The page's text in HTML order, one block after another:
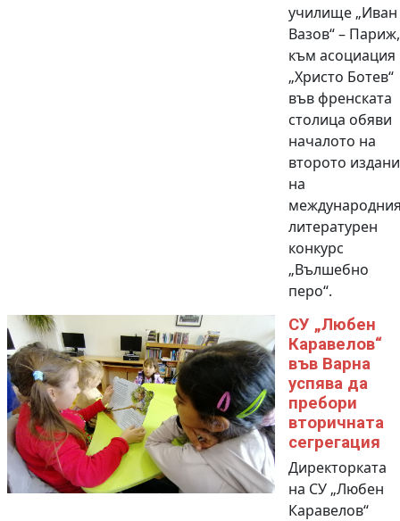
училище „Иван
Вазов“ – Париж,
към асоциация
„Христо Ботев“
във френската
столица обяви
началото на
второто
на
литературен
конкурс
„Вълшебно
перо“.
СУ „Любен
Каравелов“
във Варна
успява да
пребори
вторичната
сегрегация
Директорката
на СУ „Любен
Каравелов“